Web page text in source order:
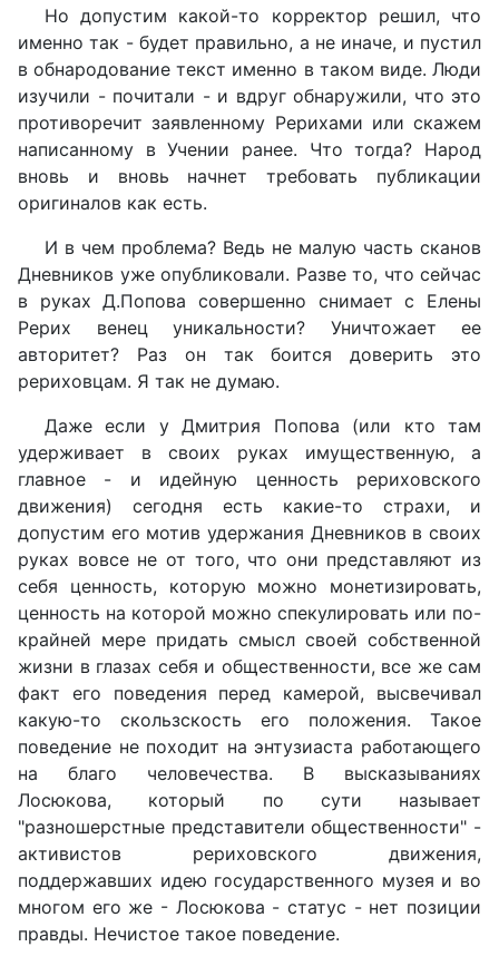
Но допустим какой-то корректор решил, что
именно так - будет правильно, а не иначе, и пустил
в обнародование текст именно в таком виде. Люди
изучили - почитали - и вдруг обнаружили, что это
противоречит заявленному Рерихами или скажем
написанному в Учении ранее. Что тогда? Народ
вновь и вновь начнет требовать публикации
оригиналов как есть.
И в чем проблема? Ведь не малую часть сканов
Дневников уже опубликовали. Разве то, что сейчас
в руках Д.Попова совершенно снимает с Елены
Рерих венец уникальности? Уничтожает ее
авторитет? Раз он так боится доверить это
рериховцам. Я так не думаю.
Даже если у Дмитрия Попова (или кто там
удерживает в своих руках имущественную, а
главное - и идейную ценность рериховского
движения) сегодня есть какие-то страхи, и
допустим его мотив удержания Дневников в своих
руках вовсе не от того, что они представляют из
себя ценность, которую можно монетизировать,
ценность на которой можно спекулировать или по-
крайней мере придать смысл своей собственной
жизни в глазах себя и общественности, все же сам
факт его поведения перед камерой, высвечивал
какую-то скользскость его положения. Такое
поведение не походит на энтузиаста работающего
на благо человечества. В высказываниях
Лосюкова, который по сути называет
"разношерстные представители общественности" -
активистов рериховского движения,
поддержавших идею государственного музея и во
многом его же - Лосюкова - статус - нет позиции
правды. Нечистое такое поведение.